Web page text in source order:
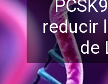
reducir
de